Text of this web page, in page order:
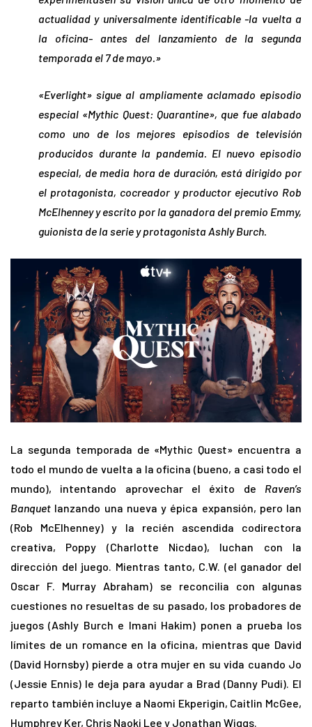
actualidad y universalmente identificable -la vuelta a
la oficina- antes del lanzamiento de la segunda
temporada el 7 de mayo.»
«Everlight» sigue al ampliamente aclamado episodio
especial «Mythic Quest: Quarantine», que fue alabado
como uno de los mejores episodios de televisión
producidos durante la pandemia. El nuevo episodio
especial, de media hora de duración, está dirigido por
el protagonista, cocreador y productor ejecutivo Rob
McElhenney y escrito por la ganadora del premio Emmy,
guionista de la serie y protagonista Ashly Burch.
La segunda temporada de «Mythic Quest» encuentra a
todo el mundo de vuelta a la oficina (bueno, a casi todo el
mundo), intentando aprovechar el éxito de Raven’s
Banquet lanzando una nueva y épica expansión, pero Ian
(Rob McElhenney) y la recién ascendida codirectora
creativa, Poppy (Charlotte Nicdao), luchan con la
dirección del juego. Mientras tanto, C.W. (el ganador del
Oscar F. Murray Abraham) se reconcilia con algunas
cuestiones no resueltas de su pasado, los probadores de
juegos (Ashly Burch e Imani Hakim) ponen a prueba los
límites de un romance en la oficina, mientras que David
(David Hornsby) pierde a otra mujer en su vida cuando Jo
(Jessie Ennis) le deja para ayudar a Brad (Danny Pudi). El
reparto también incluye a Naomi Ekperigin, Caitlin McGee,
Humphrey Ker, Chris Naoki Lee y Jonathan Wiggs.